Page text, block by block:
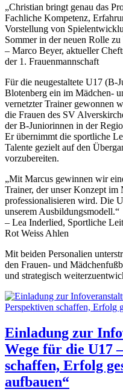
„Christian bringt genau das
Fachliche Kompetenz,
Vorstellung von
Sommer in der neuen Rolle zu
– Marco Beyer, aktueller
der 1. Frauenmannschaft
Für die neugestaltete U17 (B-
Blotenberg ein im Mädchen-
vernetzter Trainer gewonnen
die Frauen des SV
der B-Juniorinnen in der
Er übernimmt die sportliche
Talente gezielt auf den
vorzubereiten.
„Mit Marcus gewinnen wir
Trainer, der unser Konzept im
professionalisieren wird. Die
unserem Ausbildungsmodell.“
– Lea Inderlied, Sportliche
Rot Weiss Ahlen
Mit beiden Personalien
den Frauen- und
und strategisch
Einladung zur
Wege für die U17
schaffen, Erfolg
aufbauen“